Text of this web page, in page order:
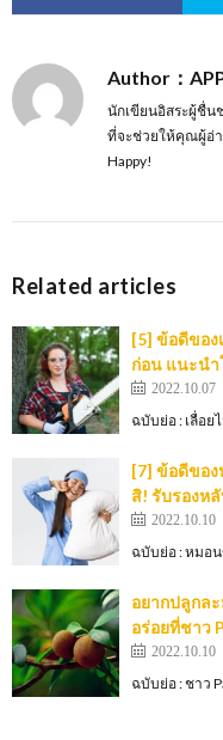
Author：
นักเขียนอิสระผู้ชื่น
ที่จะช่วยให้คุณผู้อ่
Happy!
Related articles
[5] ข้อดีของ
ก่อน แนะนำ
2022.10.07
ฉบับย่อ : เลื่อ
[7] ข้อดีขอ
สิ! รับรองห
2022.10.10
ฉบับย่อ : หมอ
อยากปลูกล
อร่อยที่ชาว
2022.10.10
ฉบับย่อ : ชาว